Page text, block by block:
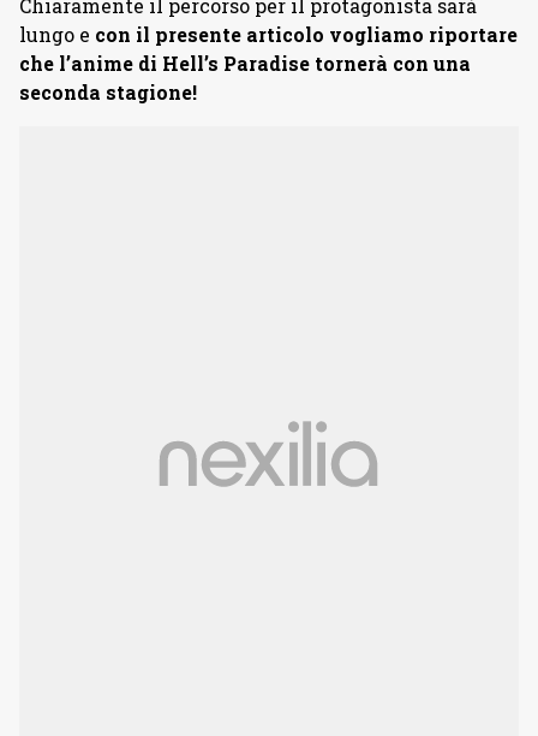
Chiaramente il percorso per il protagonista sarà
lungo e con il presente articolo vogliamo riportare
che l’anime di Hell’s Paradise tornerà con una
seconda stagione!